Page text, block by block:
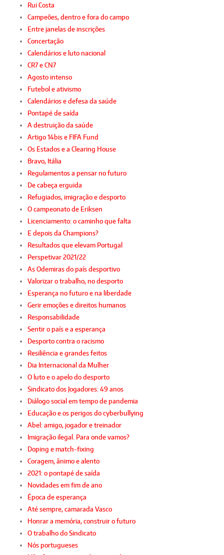
Rui Costa
Campeões, dentro e fora do campo
Entre janelas de inscrições
Concertação
Calendários e luto nacional
CR7 e CN7
Agosto intenso
Futebol e ativismo
Calendários e defesa da saúde
Pontapé de saída
A destruição da saúde
Artigo 14bis e FIFA Fund
Os Estados e a Clearing House
Bravo, Itália
Regulamentos a pensar no futuro
De cabeça erguida
Refugiados, imigração e desporto
O campeonato de Eriksen
Licenciamento: o caminho que falta
E depois da Champions?
Resultados que elevam Portugal
Perspetivar 2021/22
As Odemiras do país desportivo
Valorizar o trabalho, no desporto
Esperança no futuro e na liberdade
Gerir emoções e direitos humanos
Responsabilidade
Sentir o país e a esperança
Desporto contra o racismo
Resiliência e grandes feitos
Dia Internacional da Mulher
O luto e o apelo do desporto
Sindicato dos Jogadores: 49 anos
Diálogo social em tempo de pandemia
Educação e os perigos do cyberbullying
Abel: amigo, jogador e treinador
Imigração ilegal. Para onde vamos?
Doping e match-fixing
Coragem, ânimo e alento
2021: o pontapé de saída
Novidades em fim de ano
Época de esperança
Até sempre, camarada Vasco
Honrar a memória, construir o futuro
O trabalho do Sindicato
Nós portugueses